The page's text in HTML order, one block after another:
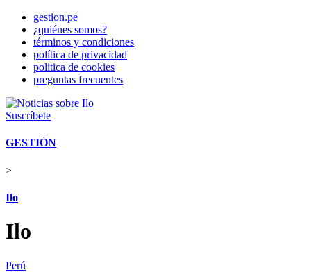
gestion.pe
¿quiénes somos?
términos y condiciones
política de privacidad
politica de cookies
preguntas frecuentes
Suscríbete
GESTIÓN
>
Ilo
Ilo
Perú